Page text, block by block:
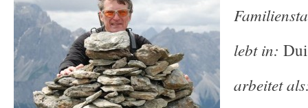
lebt in:
arbeitet